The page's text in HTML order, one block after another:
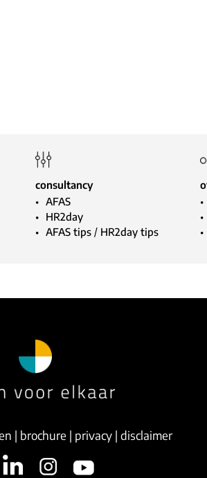
consultancy
AFAS
HR2day
AFAS tips / HR2day tips
| brochure | privacy | disclaimer